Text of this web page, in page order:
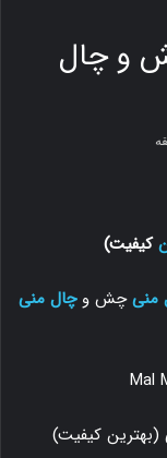
و چال
کیفیت)
منیچش وچال منی
Mal